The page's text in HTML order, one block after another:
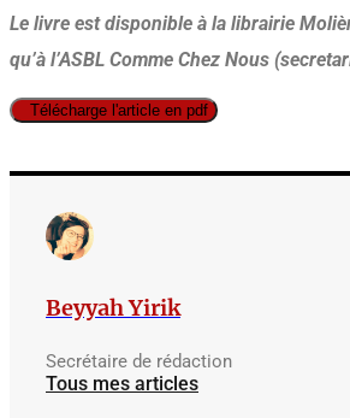
Le livre est disponible à la librairie
qu’à l’ASBL Comme Chez Nous
Télécharge l'article en pdf
Beyyah Yirik
Secrétaire de rédaction
Tous mes articles